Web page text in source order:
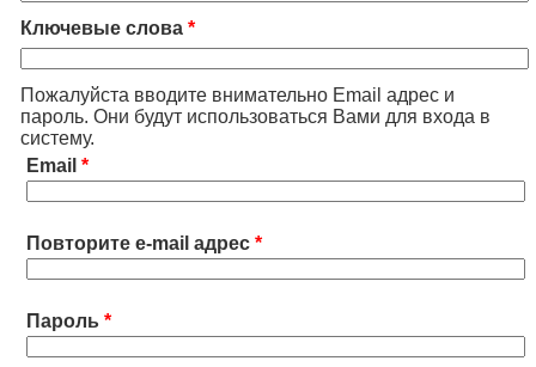
Ключевые слова *
Пожалуйста вводите внимательно Email адрес и
пароль. Они будут использоваться Вами для входа в
систему.
Email *
Повторите e-mail адрес *
Пароль *